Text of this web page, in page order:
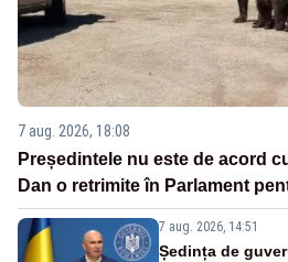
7 aug. 2026, 18:08
Președintele nu este de acord
Dan o retrimite în Parlament
7 aug. 2026, 14:51
Ședința de